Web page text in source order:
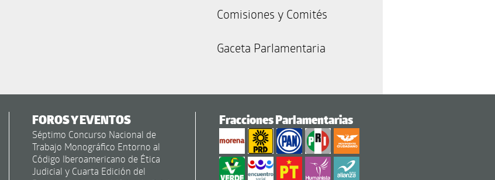
Comisiones y Comités
Gaceta Parlamentaria
FOROS Y EVENTOS
Séptimo Concurso Nacional de
Trabajo Monográfico Entorno al
Código Iberoamericano de Ética
Judicial y Cuarta Edición del
Fracciones Parlamentarias